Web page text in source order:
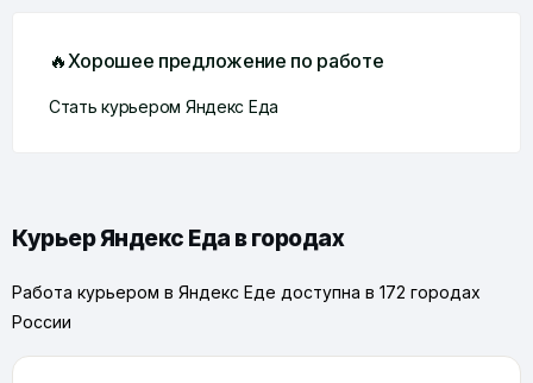
🔥Хорошее предложение по работе
Стать курьером Яндекс Еда
Курьер Яндекс Еда в городах
Работа курьером в Яндекс Еде доступна в 172 городах
России